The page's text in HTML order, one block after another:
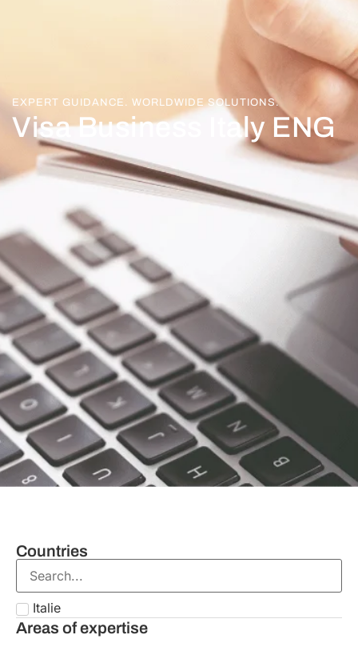
EXPERT GUIDANCE. WORLDWIDE SOLUTIONS.
Visa Business Italy ENG
Countries
Italie
Areas of expertise